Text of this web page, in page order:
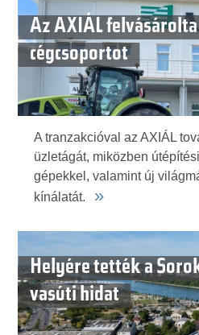
Az AXIÁL
cégcsoportot
A tranzakcióval az AXIÁL
üzletágát, miközben
gépekkel, valamint új
kínálatát.
»
Helyére tették a
vasúti hidat